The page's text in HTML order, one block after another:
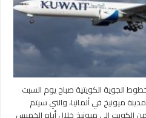
رحلاتها
إلى
ميونيخ
الألمانية
مغلقة
الجوية الكويتية صباح يوم السبت
ميونيخ في ألمانيا، والتي سيتم
الكويت إلى ميونيخ خلال أيام الخميس